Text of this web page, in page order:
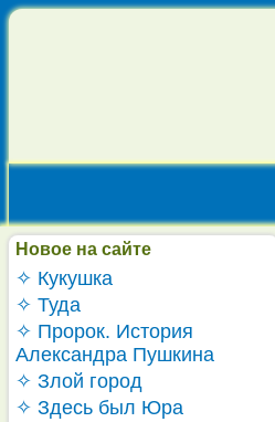
Новое на сайте
✧ Кукушка
✧ Туда
✧ Пророк. История
Александра Пушкина
✧ Злой город
✧ Здесь был Юра